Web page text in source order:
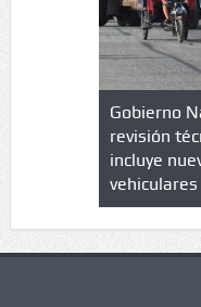
de
en
Gobierno
revisión
incluye
vehiculares